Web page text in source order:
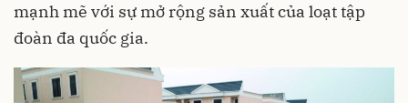
mạnh mẽ với sự mở rộng sản xuất của loạt tập
đoàn đa quốc gia.